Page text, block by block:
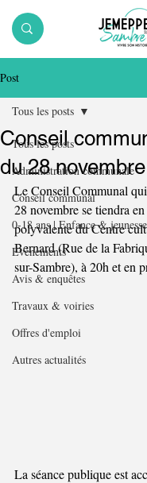
Post
Tous les posts
Administration communale
Conseil communal
0-18 ans | Enfance & jeunesse
Evènements
Avis & enquêtes
Travaux & voiries
Offres d'emploi
Autres actualités
Tous les posts
Conseil
du 28
Le Conseil Communal
28 novembre se tiendra
polyvalente du Centre
Bernard (Rue de la
sur-Sambre), à 20h et en
La séance publique est